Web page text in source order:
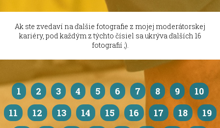
Ak ste zvedaví na ďalšie fotografie z mojej moderátorskej
kariéry, pod každým z týchto čísiel sa ukrýva ďalších 16
fotografií ;).
1 2 3 4 5 6 7 8 9
10
11
12 13 14 15 16 17 18
19